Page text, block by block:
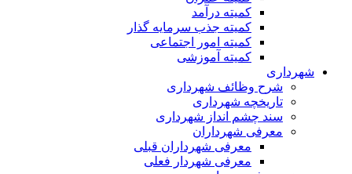
کمیته درآمد
کمیته جذب سرمایه گذار
کمیته امور اجتماعی
کمیته آموزشی
شهرداری
شرح وظائف شهرداری
تاریخچه شهرداری
سند چشم انداز شهرداری
معرفی شهرداران
معرفی شهرداران قبلی
معرفی شهردار فعلی